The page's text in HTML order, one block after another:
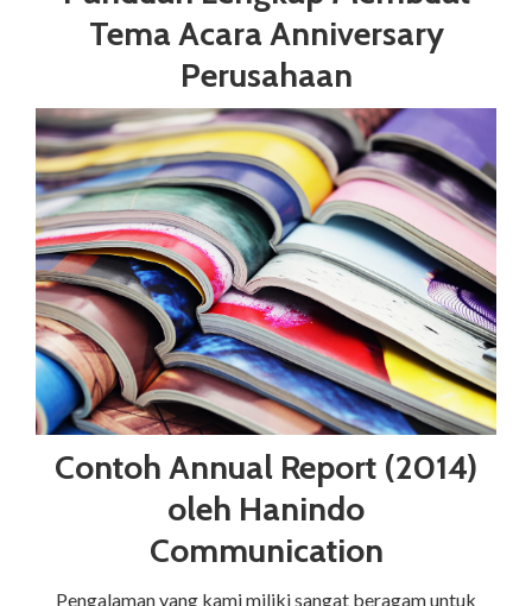
Tema Acara Anniversary
Perusahaan
Contoh Annual Report (2014)
oleh Hanindo
Communication
Pengalaman yang kami miliki sangat beragam untuk